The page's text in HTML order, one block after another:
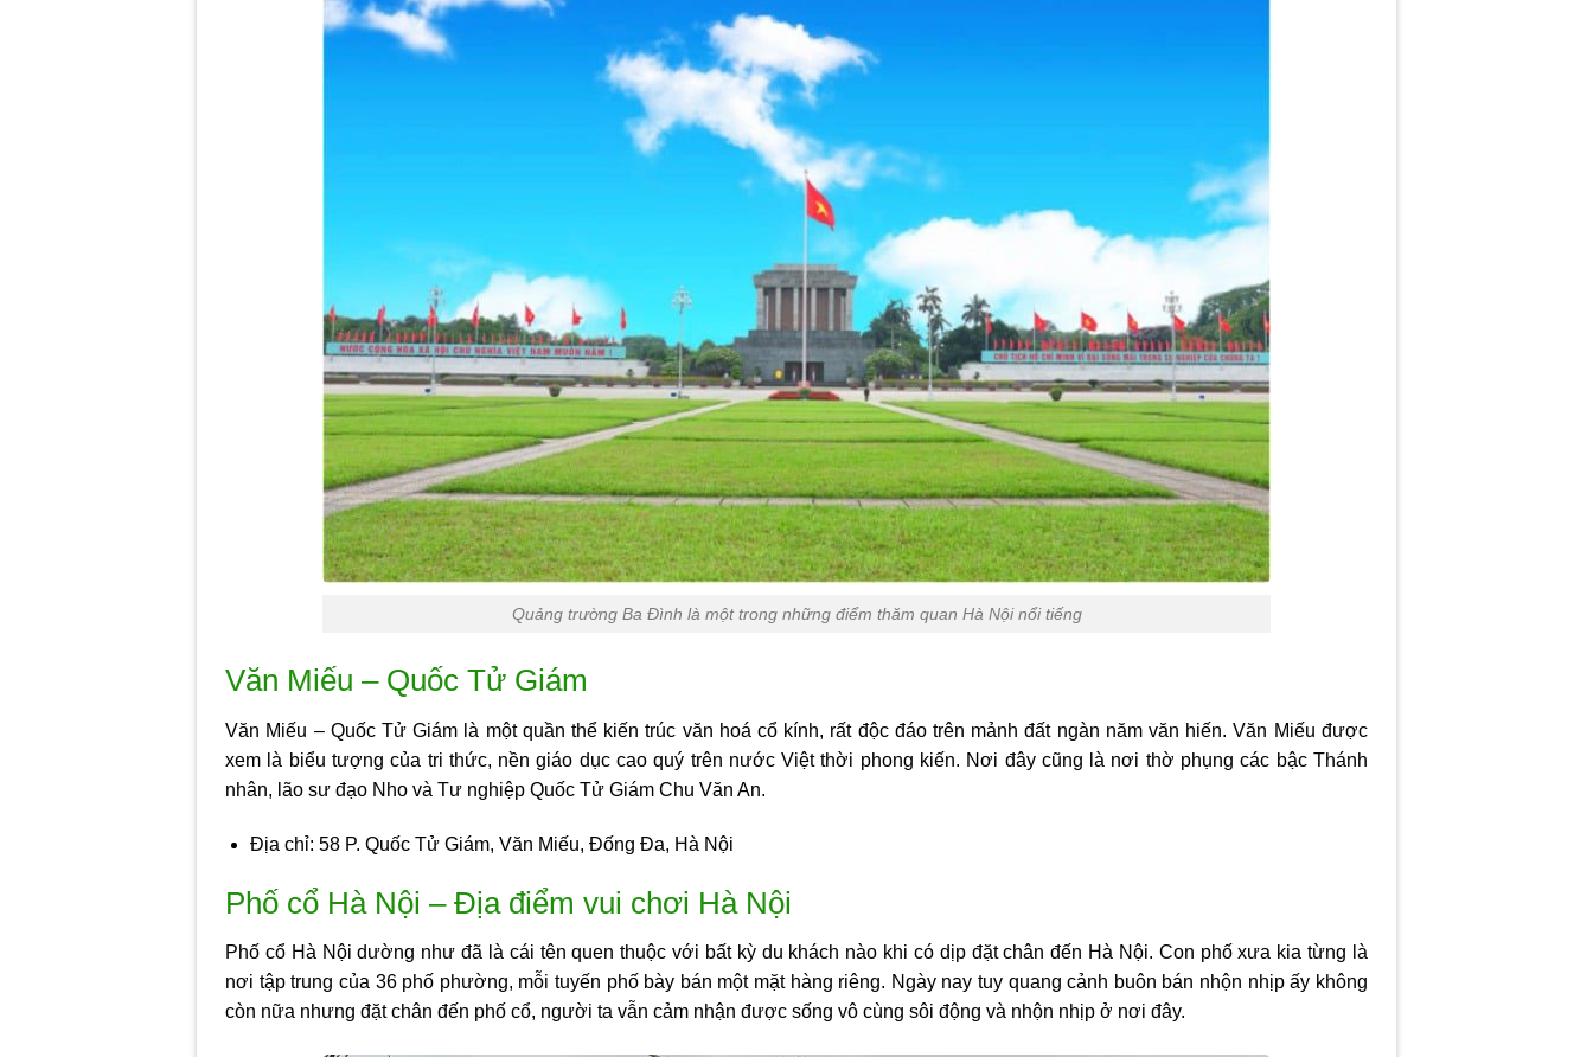
Quảng trường Ba Đình là một trong những điểm thăm quan Hà Nội nổi tiếng
Văn Miếu – Quốc Tử Giám
Văn Miếu – Quốc Tử Giám là một quần thể kiến trúc văn hoá cổ kính, rất độc đáo trên mảnh đất ngàn năm văn hiến. Văn Miếu được
xem là biểu tượng của tri thức, nền giáo dục cao quý trên nước Việt thời phong kiến. Nơi đây cũng là nơi thờ phụng các bậc Thánh
nhân, lão sư đạo Nho và Tư nghiệp Quốc Tử Giám Chu Văn An.
Địa chỉ: 58 P. Quốc Tử Giám, Văn Miếu, Đống Đa, Hà Nội
Phố cổ Hà Nội – Địa điểm vui chơi Hà Nội
Phố cổ Hà Nội dường như đã là cái tên quen thuộc với bất kỳ du khách nào khi có dịp đặt chân đến Hà Nội. Con phố xưa kia từng là
nơi tập trung của 36 phố phường, mỗi tuyến phố bày bán một mặt hàng riêng. Ngày nay tuy quang cảnh buôn bán nhộn nhịp ấy không
còn nữa nhưng đặt chân đến phố cổ, người ta vẫn cảm nhận được sống vô cùng sôi động và nhộn nhịp ở nơi đây.